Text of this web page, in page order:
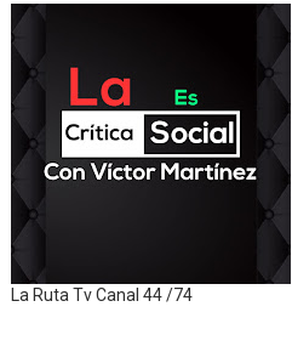
La Ruta Tv Canal 44 /74